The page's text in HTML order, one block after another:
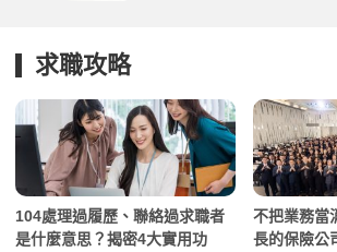
求職攻略
104處理過履歷、聯絡過求職者
是什麼意思？揭密4大實用功
不把業務當
長的保險公